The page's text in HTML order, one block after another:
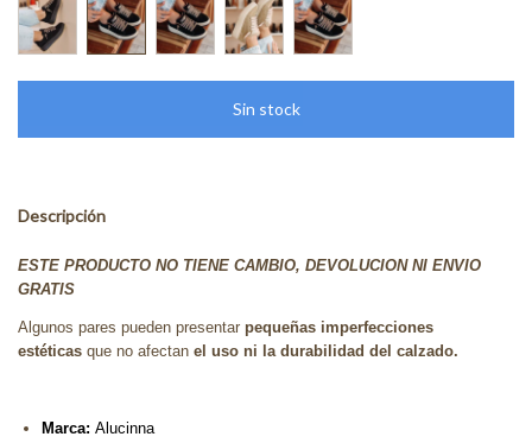
Descripción
ESTE PRODUCTO NO TIENE CAMBIO, DEVOLUCION NI ENVIO
GRATIS
Algunos pares pueden presentar pequeñas imperfecciones
estéticas que no afectan el uso ni la durabilidad del calzado.
Marca: Alucinna